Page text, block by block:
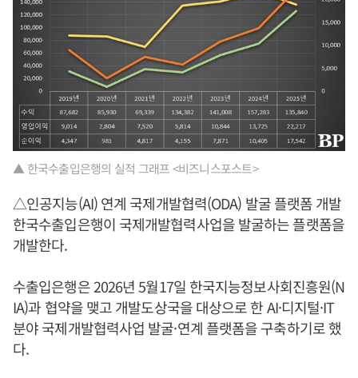
▲ 한국수출입은행의 실적 그래프 <비즈니스포스트>
△인공지능(AI) 연계 국제개발협력(ODA) 발굴 플랫폼 개발
한국수출입은행이 국제개발협력사업을 발굴하는 플랫폼을
개발한다.
수출입은행은 2026년 5월17일 한국지능정보사회진흥원(N
IA)과 협약을 맺고 개발도상국을 대상으로 한 AI·디지털·IT
분야 국제개발협력사업 발굴·연계 플랫폼을 구축하기로 했
다.